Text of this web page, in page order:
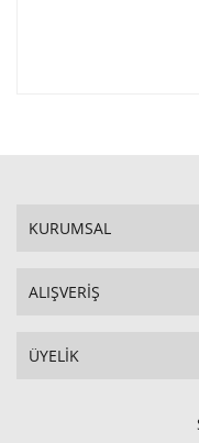
KURUMSAL
ALIŞVERİŞ
ÜYELİK